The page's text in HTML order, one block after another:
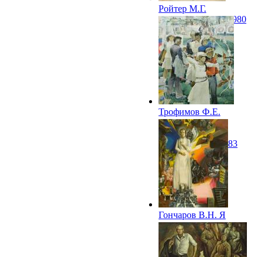
Ройтер М.Г.
Баскетболистки. 1980
Трофимов Ф.Е.
Лучники
Башкирского
пединститута. 1983
Гончаров В.Н. Я
родился в страшный
год. 1984